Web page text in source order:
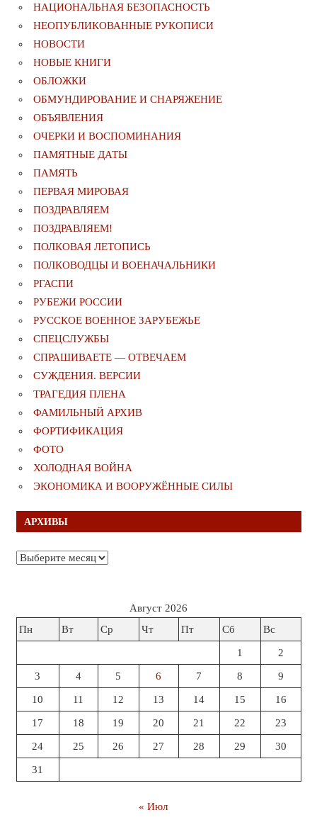
НАЦИОНАЛЬНАЯ БЕЗОПАСНОСТЬ
НЕОПУБЛИКОВАННЫЕ РУКОПИСИ
НОВОСТИ
НОВЫЕ КНИГИ
ОБЛОЖКИ
ОБМУНДИРОВАНИЕ И СНАРЯЖЕНИЕ
ОБЪЯВЛЕНИЯ
ОЧЕРКИ И ВОСПОМИНАНИЯ
ПАМЯТНЫЕ ДАТЫ
ПАМЯТЬ
ПЕРВАЯ МИРОВАЯ
ПОЗДРАВЛЯЕМ
ПОЗДРАВЛЯЕМ!
ПОЛКОВАЯ ЛЕТОПИСЬ
ПОЛКОВОДЦЫ И ВОЕНАЧАЛЬНИКИ
РГАСПИ
РУБЕЖИ РОССИИ
РУССКОЕ ВОЕННОЕ ЗАРУБЕЖЬЕ
СПЕЦСЛУЖБЫ
СПРАШИВАЕТЕ — ОТВЕЧАЕМ
СУЖДЕНИЯ. ВЕРСИИ
ТРАГЕДИЯ ПЛЕНА
ФАМИЛЬНЫЙ АРХИВ
ФОРТИФИКАЦИЯ
ФОТО
ХОЛОДНАЯ ВОЙНА
ЭКОНОМИКА И ВООРУЖЁННЫЕ СИЛЫ
АРХИВЫ
Архивы
Август 2026
Пн
Вт Ср Чт Пт Сб Вс
1 2
3 4 5 6 7 8 9
10 11 12 13 14 15 16
17 18 19 20 21 22 23
24 25 26 27 28 29 30
31
« Июл